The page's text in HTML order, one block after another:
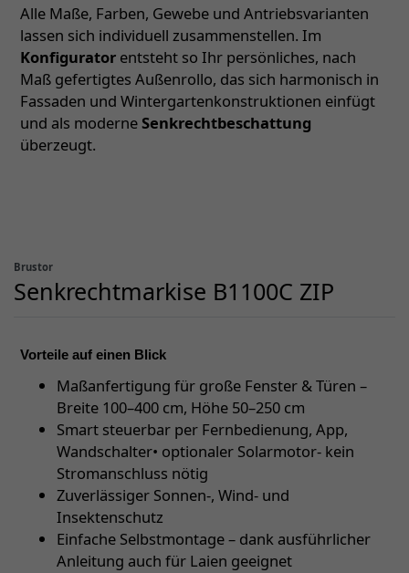
Alle Maße, Farben, Gewebe und Antriebsvarianten
lassen sich individuell zusammenstellen. Im
Konfigurator entsteht so Ihr persönliches, nach
Maß gefertigtes Außenrollo, das sich harmonisch in
Fassaden und Wintergartenkonstruktionen einfügt
und als moderneSenkrechtbeschattung
überzeugt.
Brustor
Senkrechtmarkise B1100C ZIP
Vorteile auf einen Blick
Maßanfertigung für große Fenster & Türen –
Breite 100–400 cm, Höhe 50–250 cm
Smart steuerbar per Fernbedienung, App,
Wandschalter• optionaler Solarmotor- kein
Stromanschluss nötig
Zuverlässiger Sonnen-, Wind- und
Insektenschutz
Einfache Selbstmontage – dank ausführlicher
Anleitung auch für Laien geeignet